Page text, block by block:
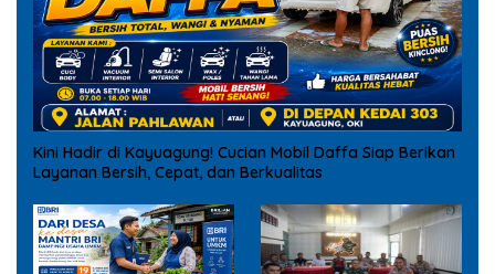
Kini Hadir di Kayuagung! Cucian Mobil Daffa Siap Berikan
Layanan Bersih, Cepat, dan Berkualitas